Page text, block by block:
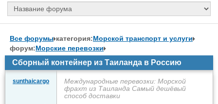
Все форумы категория:Морской транспорт и услуги
форум:Морские перевозки
Сборный контейнер из Таиланда в Россию
sunthaicargo
Международные перевозки: Морской
фрахт из Таиланда Самый дешёвый
способ доставки